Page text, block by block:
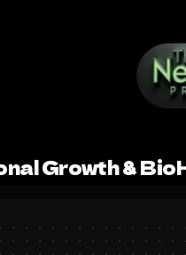
Growth &